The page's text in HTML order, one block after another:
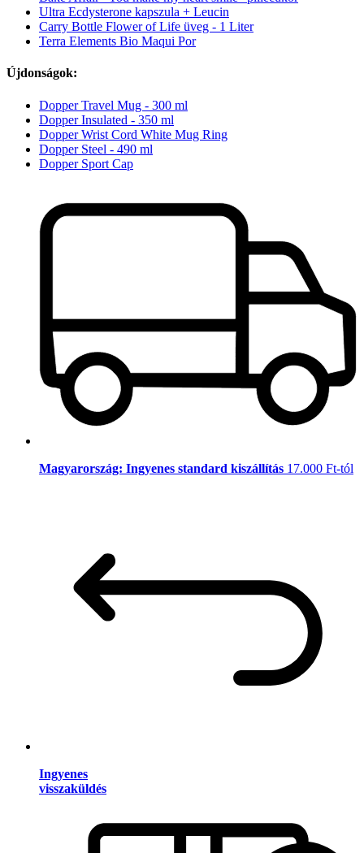
Ultra Ecdysterone kapszula + Leucin
Carry Bottle Flower of Life üveg - 1 Liter
Terra Elements Bio Maqui Por
Újdonságok:
Dopper Travel Mug - 300 ml
Dopper Insulated - 350 ml
Dopper Wrist Cord White Mug Ring
Dopper Steel - 490 ml
Dopper Sport Cap
Magyarország: Ingyenes standard kiszállítás 17.000 Ft-tól
Ingyenes
visszaküldés